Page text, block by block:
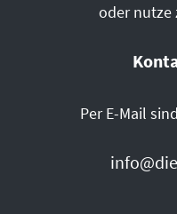
oder nutze
Per E-Mail